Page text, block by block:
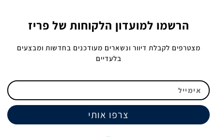
הרשמו למועדון הלקוחות של פריז
מצטרפים לקבלת דיוור ונשארים מעודכנים בחדשות ומבצעים
בלעדיים
צרפו אותי